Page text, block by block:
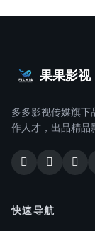
果果影视
多多影视传媒旗
作人才，出品精品
快速导航